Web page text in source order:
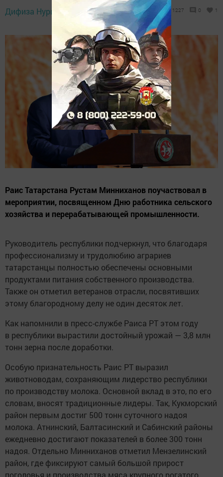
Дифиза Нуриева, 7 ноября 2024 - 16:40 1227 0 1
Раис Татарстана Рустам Минниханов поучаствовал в
мероприятии, посвященном Дню работника сельского
хозяйства и перерабатывающей промышленности.
Руководитель республики подчеркнул, что благодаря
профессионализму и трудолюбию аграриев
татарстанцы полностью обеспечены основными
продуктами питания собственного производства.
Также он отметил ветеранов отрасли, посвятивших
этому благородному делу не один десяток лет.
Как напомнили в пресс-службе Раиса РТ этом году
в республики вырастили достойный урожай — 3,8 млн
тонн зерна после доработки.
Особую признательность Раис РТ выразил
животноводам, сохраняющим лидерство республики
по производству молока. Основной вклад в это, по его
словам, вносят традиционные лидеры. Так, Кукморский
район первым достиг 500 тонн суточного надоя
молока. Атнинский, Балтасинский и Сабинский районы
ежедневно достигают показателей в более 300 тонн
надоя. Отдельно Минниханов отметил Мензелинский
район, где фиксируют самый большой прирост